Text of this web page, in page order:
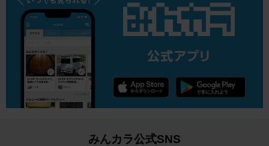
みんカラ公式SNS